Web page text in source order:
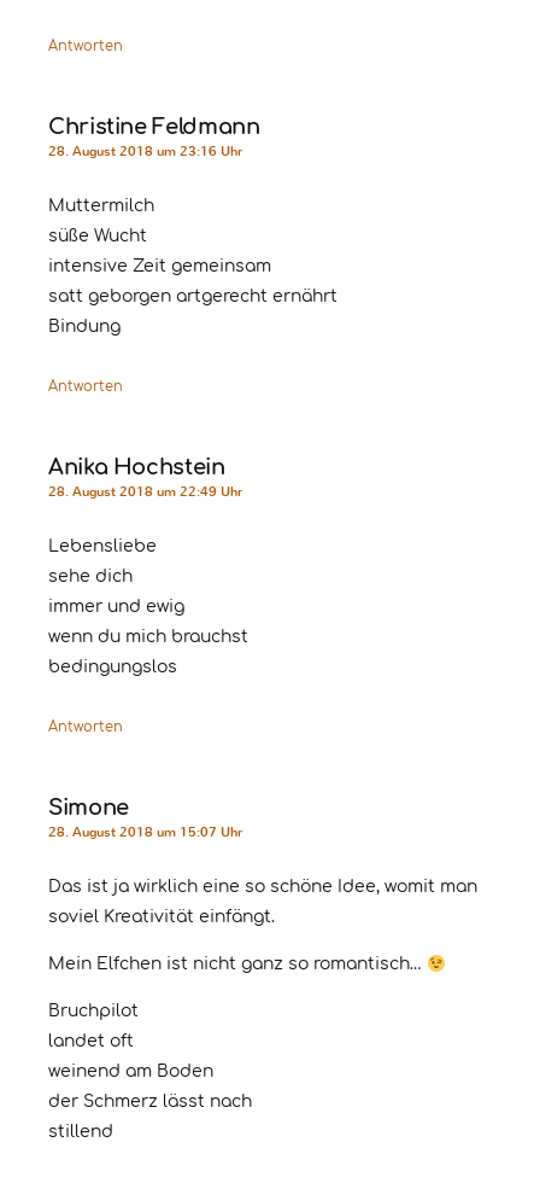
Antworten
Christine Feldmann
28. August 2018 um 23:16 Uhr
Muttermilch
süße Wucht
intensive Zeit gemeinsam
satt geborgen artgerecht ernährt
Bindung
Antworten
Anika Hochstein
28. August 2018 um 22:49 Uhr
Lebensliebe
sehe dich
immer und ewig
wenn du mich brauchst
bedingungslos
Antworten
Simone
28. August 2018 um 15:07 Uhr
Das ist ja wirklich eine so schöne Idee, womit man
soviel Kreativität einfängt.
Mein Elfchen ist nicht ganz so romantisch…
Bruchpilot
landet oft
weinend am Boden
der Schmerz lässt nach
stillend